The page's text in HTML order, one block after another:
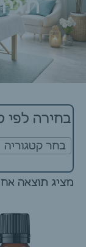
בחירה לפי
בחר קטגוריה
מציג תוצאה